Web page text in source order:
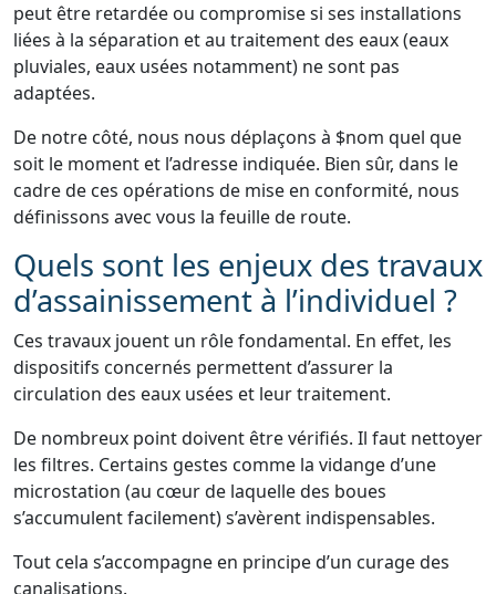
peut être retardée ou compromise si ses installations
liées à la séparation et au traitement des eaux (eaux
pluviales, eaux usées notamment) ne sont pas
adaptées.
De notre côté, nous nous déplaçons à $nom quel que
soit le moment et l’adresse indiquée. Bien sûr, dans le
cadre de ces opérations de mise en conformité, nous
définissons avec vous la feuille de route.
Quels sont les enjeux des travaux
d’assainissement à l’individuel ?
Ces travaux jouent un rôle fondamental. En effet, les
dispositifs concernés permettent d’assurer la
circulation des eaux usées et leur traitement.
De nombreux point doivent être vérifiés. Il faut nettoyer
les filtres. Certains gestes comme la vidange d’une
microstation (au cœur de laquelle des boues
s’accumulent facilement) s’avèrent indispensables.
Tout cela s’accompagne en principe d’un curage des
canalisations.